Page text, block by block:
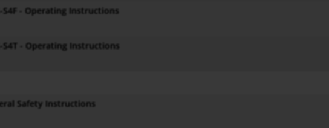
S4F - Operating Instructions
S4T - Operating Instructions
Safety Instructions